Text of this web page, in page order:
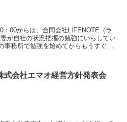
：00からは、合同会社LIFENOTE（ラ
が自社の状況把握の勉強にいらしてい
式会社エマオ経営方針発表会